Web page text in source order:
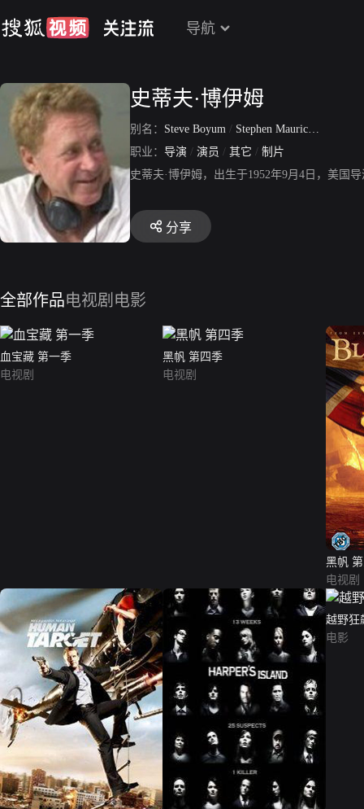
导航
史蒂夫·博伊姆
别名： Steve Boyum / Stephen Maurice Boyum
职业： 导演 / 演员 / 其它 / 制片
史蒂夫·博伊姆，出生于1952年9月4日，美国
分享
全部作品电视剧 电影
血宝藏 第一季
电视剧
黑帆 第四季
电视剧
黑帆
电视剧
越野狂
电影